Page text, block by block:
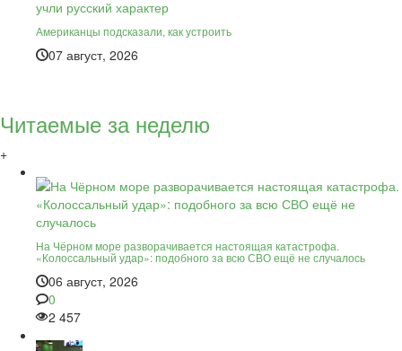
Американцы подсказали, как устроить
07 август, 2026
Читаемые за неделю
+
На Чёрном море разворачивается настоящая катастрофа.
«Колоссальный удар»: подобного за всю СВО ещё не случалось
06 август, 2026
0
2 457